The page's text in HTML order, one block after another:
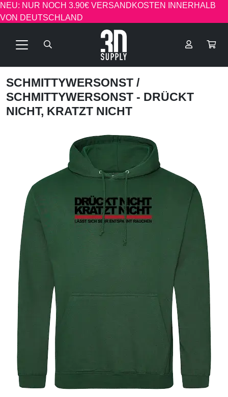
NEU: NUR NOCH 3.90€ VERSANDKOSTEN INNERHALB
VON DEUTSCHLAND
SCHMITTYWERSONST /
SCHMITTYWERSONST - DRÜCKT
NICHT, KRATZT NICHT